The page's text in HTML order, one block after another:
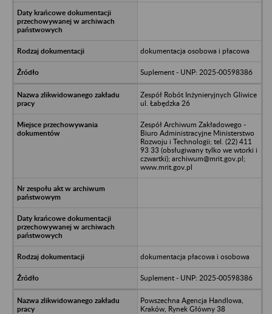
dokumentacja osobowa i płacowa
Suplement - UNP: 2025-00598386
Zespół Robót Inżynieryjnych Gliwice
ul. Łabędzka 26
Zespół Archiwum Zakładowego -
Biuro Administracyjne Ministerstwo
Rozwoju i Technologii; tel. (22) 411
93 33 (obsługiwany tylko we wtorki i
czwartki); archiwum@mrit.gov.pl;
www.mrit.gov.pl
dokumentacja płacowa i osobowa
Suplement - UNP: 2025-00598386
Powszechna Agencja Handlowa,
Kraków, Rynek Główny 38